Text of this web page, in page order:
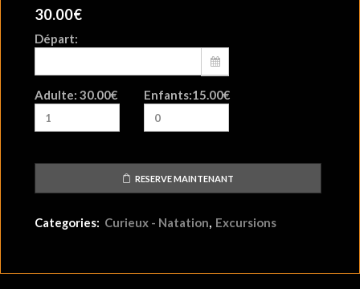
30.00€
Départ:
MON FRI
3 4 5 6 7 8 9
10 11 12 13 14 15 16
17 18 19 20 21 22 23
31 1 2 3 4 5 6
Adulte: 30.00€ Enfants:15.00€
RESERVE MAINTENANT
Categories: Curieux - Natation, Excursions